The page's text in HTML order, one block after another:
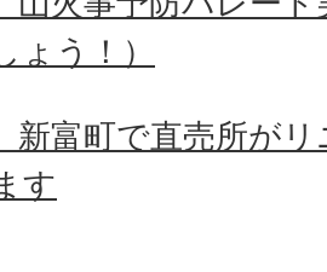
ょう！）
新富町で直売所が
す